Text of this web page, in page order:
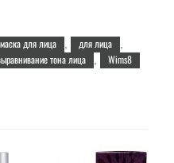
маска для лица для лица
тона лица Wims8